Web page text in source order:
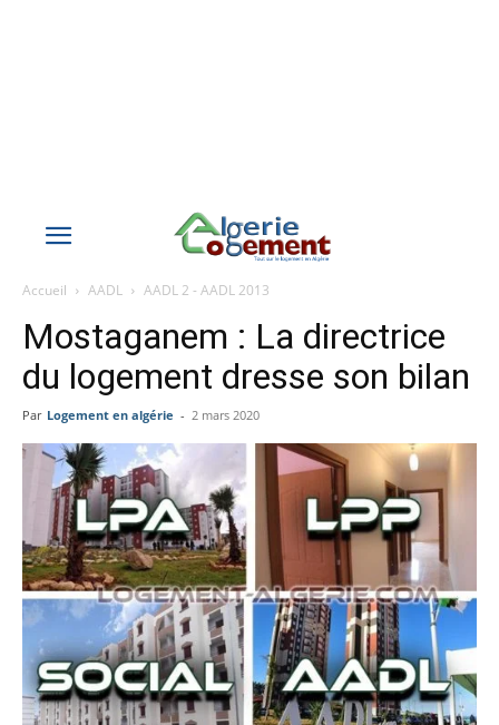
Accueil AADL AADL 2 - AADL 2013
Mostaganem : La directrice
du logement dresse son bilan
Par Logement en algérie - 2 mars 2020